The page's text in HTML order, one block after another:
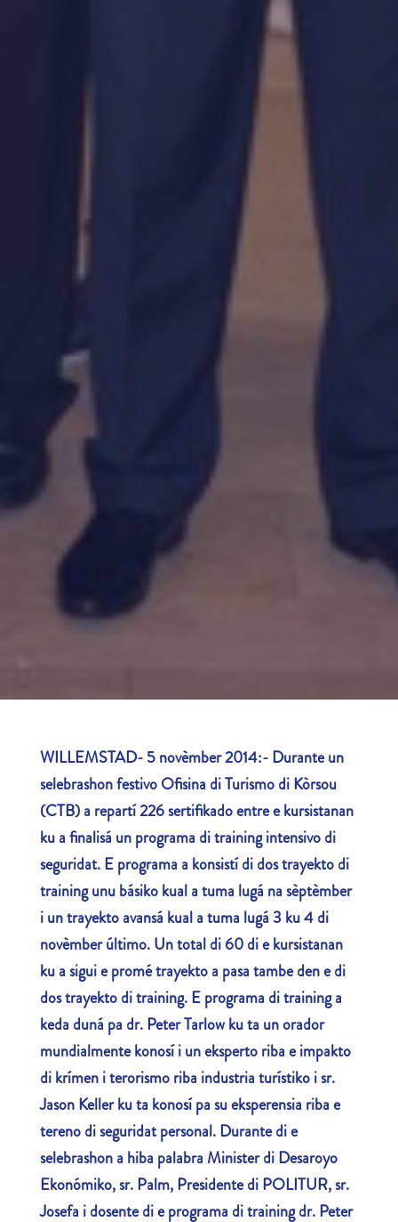
WILLEMSTAD- 5 novèmber 2014:- Durante un
selebrashon festivo Ofisina di Turismo di Kòrsou
(CTB) a repartí 226 sertifikado entre e kursistanan
ku a finalisá un programa di training intensivo di
seguridat. E programa a konsistí di dos trayekto di
training unu básiko kual a tuma lugá na sèptèmber
i un trayekto avansá kual a tuma lugá 3 ku 4 di
novèmber último. Un total di 60 di e kursistanan
ku a sigui e promé trayekto a pasa tambe den e di
dos trayekto di training. E programa di training a
keda duná pa dr. Peter Tarlow ku ta un orador
mundialmente konosí i un eksperto riba e impakto
di krímen i terorismo riba industria turístiko i sr.
Jason Keller ku ta konosí pa su eksperensia riba e
tereno di seguridat personal. Durante di e
selebrashon a hiba palabra Minister di Desaroyo
Ekonómiko, sr. Palm, Presidente di POLITUR, sr.
Josefa i dosente di e programa di training dr. Peter